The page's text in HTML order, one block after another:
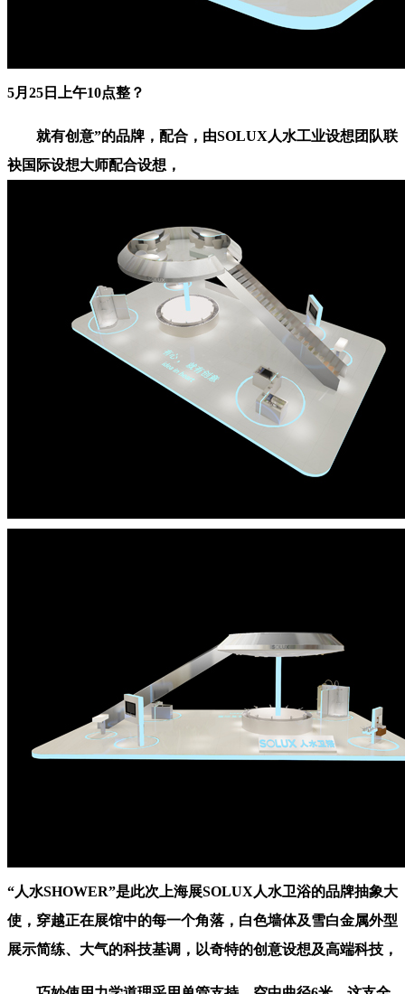
5月25日上午10点整？
就有创意”的品牌，配合，由SOLUX人水工业设想团队联
袂国际设想大师配合设想，
“人水SHOWER”是此次上海展SOLUX人水卫浴的品牌抽象大
使，穿越正在展馆中的每一个角落，白色墙体及雪白金属外型
展示简练、大气的科技基调，以奇特的创意设想及高端科技，